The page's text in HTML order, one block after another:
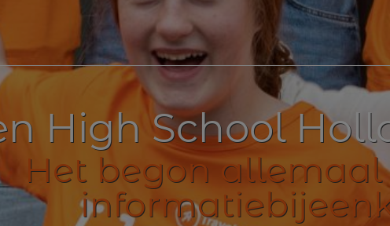
High School
Het begon